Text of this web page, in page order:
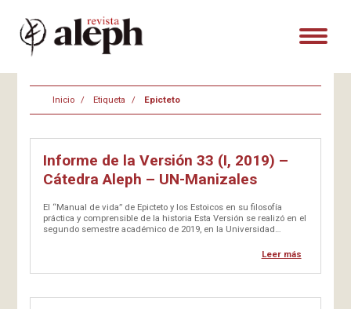
Inicio Etiqueta Epicteto
Informe de la Versión 33 (I, 2019) –
Cátedra Aleph – UN-Manizales
El “Manual de vida” de Epicteto y los Estoicos en su filosofía
práctica y comprensible de la historia Esta Versión se realizó en el
segundo semestre académico de 2019, en la Universidad
Leer más